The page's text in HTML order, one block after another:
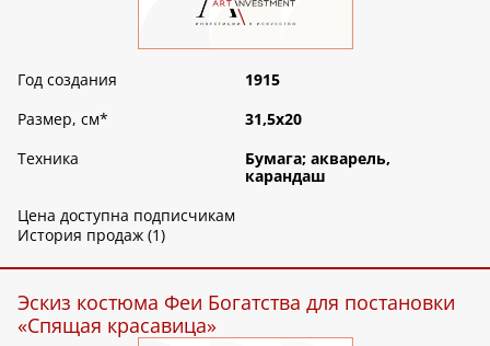
Год создания
1915
Размер, см*
31,5х20
Техника
Бумага; акварель,
карандаш
Цена доступна подписчикам
История продаж (1)
Эскиз костюма Феи Богатства для постановки
«Спящая красавица»